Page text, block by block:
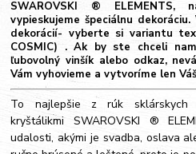
SWAROVSKI ®
vypieskujeme špeciálnu
dekorácií- vyberte si variantu
COSMIC) . Ak by ste chceli
ľubovolný vinšík alebo odkaz,
Vám vyhovieme a vytvoríme len
To najlepšie z rúk sklárskych
kryštálikmi SWAROVSKI ®
udalosti, akými je svadba, oslava